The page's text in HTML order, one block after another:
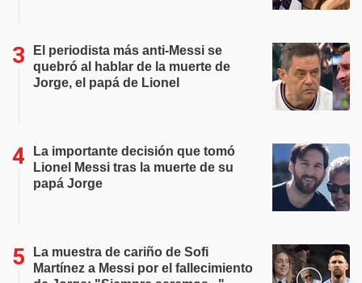
El periodista más anti-Messi se
quebró al hablar de la muerte de
Jorge, el papá de Lionel
La importante decisión que tomó
Lionel Messi tras la muerte de su
papá Jorge
La muestra de cariño de Sofi
Martínez a Messi por el fallecimiento